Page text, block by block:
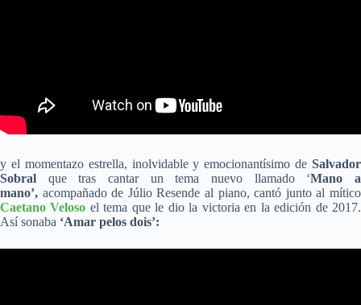
y el momentazo estrella, inolvidable y emocionantísimo de Salvador
Sobral que tras cantar un tema nuevo llamado ‘Mano a
mano’, acompañado de Júlio Resende al piano, cantó junto al mítico
Caetano Veloso el tema que le dio la victoria en la edición de 2017.
Así sonaba ‘Amar pelos dois’: